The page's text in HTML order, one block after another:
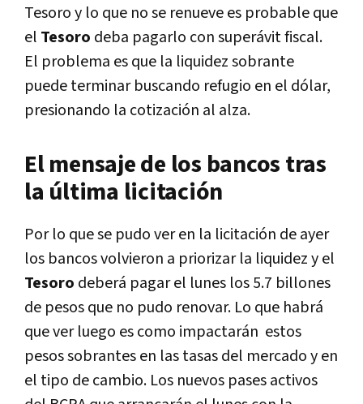
Tesoro y lo que no se renueve es probable que
el Tesoro deba pagarlo con superávit fiscal.
El problema es que la liquidez sobrante
puede terminar buscando refugio en el dólar,
presionando la cotización al alza.
El mensaje de los bancos tras
la última licitación
Por lo que se pudo ver en la licitación de ayer
los bancos volvieron a priorizar la liquidez y el
Tesoro deberá pagar el lunes los 5.7 billones
de pesos que no pudo renovar. Lo que habrá
que ver luego es como impactarán estos
pesos sobrantes en las tasas del mercado y en
el tipo de cambio. Los nuevos pases activos